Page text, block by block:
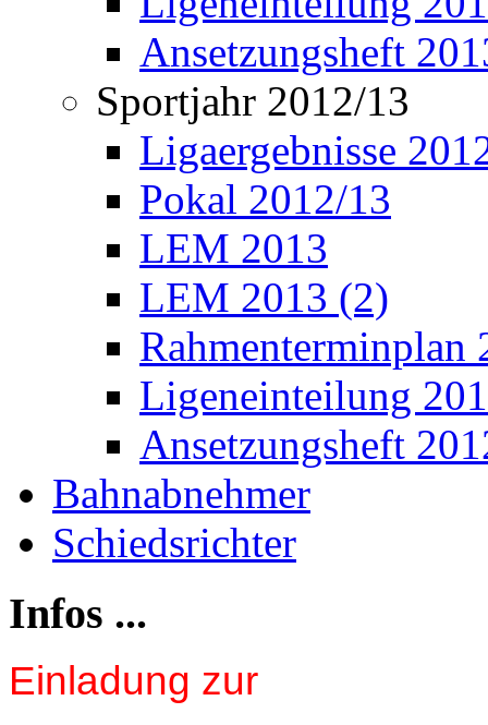
Ansetzungsheft
Sportjahr 2012/13
Ligaergebnisse
Pokal 2012/13
LEM 2013
LEM 2013 (2)
Rahmenterminplan
Ligeneinteilung
Ansetzungsheft
Bahnabnehmer
Schiedsrichter
Infos ...
Einladung zur